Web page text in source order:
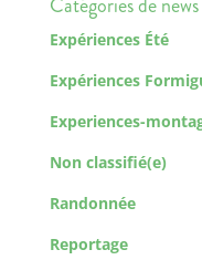
Expériences Été
Expériences
Experiences-
Non classifié(e)
Randonnée
Reportage